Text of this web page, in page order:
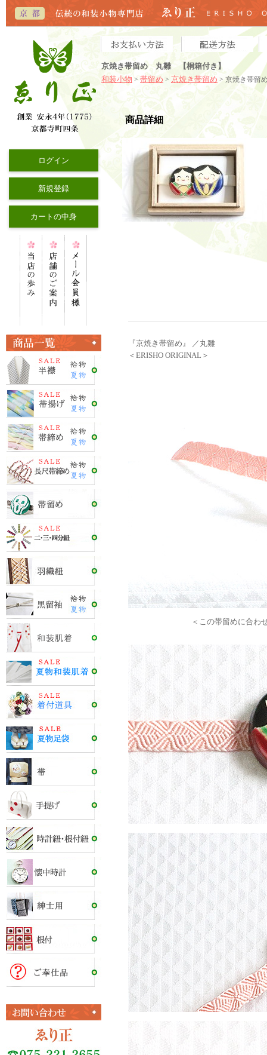
京焼き帯留め 丸雛 【桐箱付き】
和装小物 > 帯留め > 京焼き帯留め > 京焼き帯
ログイン
新規登録
カートの中身
商品詳細
『京焼き帯留め』 ／丸雛
＜ERISHO ORIGINAL＞
＜この帯留めに合わ